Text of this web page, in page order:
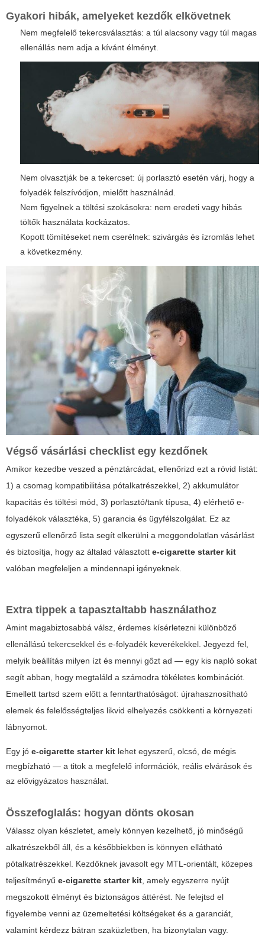
Gyakori hibák, amelyeket kezdők elkövetnek
Nem megfelelő tekercsválasztás: a túl alacsony vagy túl magas
ellenállás nem adja a kívánt élményt.
Nem olvasztják be a tekercset: új porlasztó esetén várj, hogy a
folyadék felszívódjon, mielőtt használnád.
Nem figyelnek a töltési szokásokra: nem eredeti vagy hibás
töltők használata kockázatos.
Kopott tömítéseket nem cserélnek: szivárgás és ízromlás lehet
a következmény.
Végső vásárlási checklist egy kezdőnek
Amikor kezedbe veszed a pénztárcádat, ellenőrizd ezt a rövid listát:
1) a csomag kompatibilitása pótalkatrészekkel, 2) akkumulátor
kapacitás és töltési mód, 3) porlasztó/tank típusa, 4) elérhető e-
folyadékok választéka, 5) garancia és ügyfélszolgálat. Ez az
egyszerű ellenőrző lista segít elkerülni a meggondolatlan vásárlást
és biztosítja, hogy az általad választott e-cigarette starter kit
valóban megfeleljen a mindennapi igényeknek.
Extra tippek a tapasztaltabb használathoz
Amint magabiztosabbá válsz, érdemes kísérletezni különböző
ellenállású tekercsekkel és e-folyadék keverékekkel. Jegyezd fel,
melyik beállítás milyen ízt és mennyi gőzt ad — egy kis napló sokat
segít abban, hogy megtaláld a számodra tökéletes kombinációt.
Emellett tartsd szem előtt a fenntarthatóságot: újrahasznosítható
elemek és felelősségteljes likvid elhelyezés csökkenti a környezeti
lábnyomot.
Egy jó e-cigarette starter kit lehet egyszerű, olcsó, de mégis
megbízható — a titok a megfelelő információk, reális elvárások és
az elővigyázatos használat.
Összefoglalás: hogyan dönts okosan
Válassz olyan készletet, amely könnyen kezelhető, jó minőségű
alkatrészekből áll, és a későbbiekben is könnyen ellátható
pótalkatrészekkel. Kezdőknek javasolt egy MTL-orientált, közepes
teljesítményű e-cigarette starter kit , amely egyszerre nyújt
megszokott élményt és biztonságos áttérést. Ne felejtsd el
figyelembe venni az üzemeltetési költségeket és a garanciát,
valamint kérdezz bátran szaküzletben, ha bizonytalan vagy.